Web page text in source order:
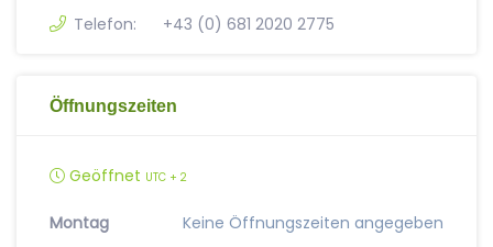
Telefon: +43 (0) 681 2020 2775
Öffnungszeiten
Geöffnet UTC + 2
Montag Keine Öffnungszeiten angegeben